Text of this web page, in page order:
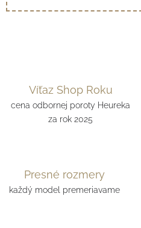
Víťaz Shop Roku
cena odbornej poroty Heureka
za rok 2025
Presné rozmery
každý model premeriavame